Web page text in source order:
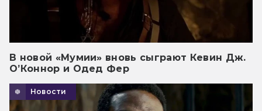
В новой «Мумии» вновь сыграют Кевин Дж.
О’Коннор и Одед Фер
Новости